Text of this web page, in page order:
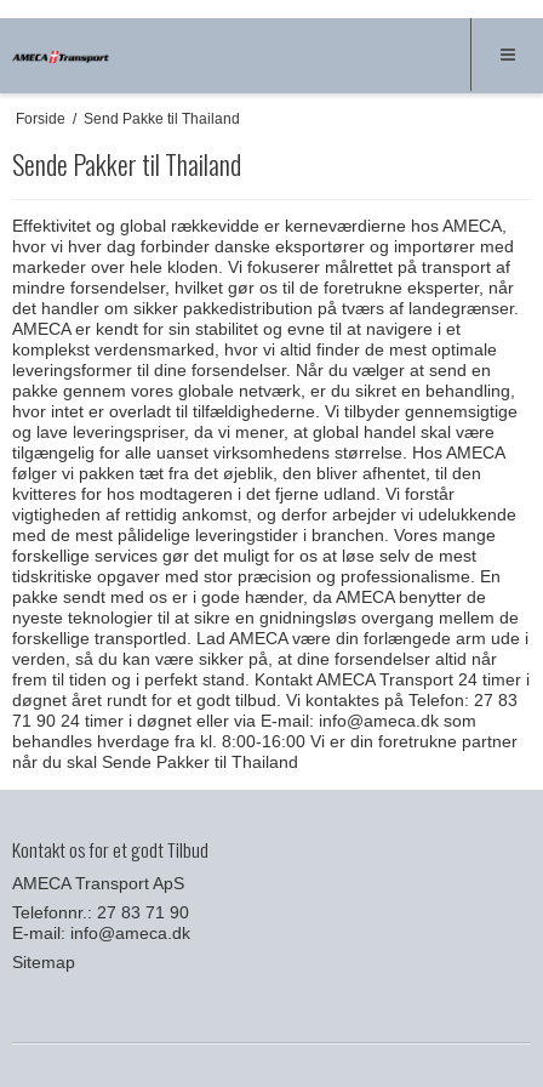
Forside / Send Pakke til Thailand
Sende Pakker til Thailand
Effektivitet og global rækkevidde er kerneværdierne hos AMECA,
hvor vi hver dag forbinder danske eksportører og importører med
markeder over hele kloden. Vi fokuserer målrettet på transport af
mindre forsendelser, hvilket gør os til de foretrukne eksperter, når
det handler om sikker pakkedistribution på tværs af landegrænser.
AMECA er kendt for sin stabilitet og evne til at navigere i et
komplekst verdensmarked, hvor vi altid finder de mest optimale
leveringsformer til dine forsendelser. Når du vælger at send en
pakke gennem vores globale netværk, er du sikret en behandling,
hvor intet er overladt til tilfældighederne. Vi tilbyder gennemsigtige
og lave leveringspriser, da vi mener, at global handel skal være
tilgængelig for alle uanset virksomhedens størrelse. Hos AMECA
følger vi pakken tæt fra det øjeblik, den bliver afhentet, til den
kvitteres for hos modtageren i det fjerne udland. Vi forstår
vigtigheden af rettidig ankomst, og derfor arbejder vi udelukkende
med de mest pålidelige leveringstider i branchen. Vores mange
forskellige services gør det muligt for os at løse selv de mest
tidskritiske opgaver med stor præcision og professionalisme. En
pakke sendt med os er i gode hænder, da AMECA benytter de
nyeste teknologier til at sikre en gnidningsløs overgang mellem de
forskellige transportled. Lad AMECA være din forlængede arm ude i
verden, så du kan være sikker på, at dine forsendelser altid når
frem til tiden og i perfekt stand. Kontakt AMECA Transport 24 timer i
døgnet året rundt for et godt tilbud. Vi kontaktes på Telefon: 27 83
71 90 24 timer i døgnet eller via E-mail: info@ameca.dk som
behandles hverdage fra kl. 8:00-16:00 Vi er din foretrukne partner
når du skal Sende Pakker til Thailand
Kontakt os for et godt Tilbud
AMECA Transport ApS
Telefonnr.: 27 83 71 90
E-mail: info@ameca.dk
Sitemap